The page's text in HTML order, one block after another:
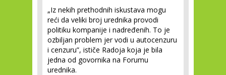
„Iz nekih prethodnih iskustava mogu
reći da veliki broj urednika provodi
politiku kompanije i nadređenih. To je
ozbiljan problem jer vodi u autocenzuru
i cenzuru”, ističe Radoja koja je bila
jedna od govornika na Forumu
urednika.